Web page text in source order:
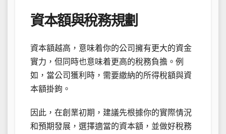
資本額與稅務規劃
資本額越高，意味着你的公司擁有更大的資金
實力，但同時也意味着更高的稅務負擔。例
如，當公司獲利時，需要繳納的所得稅額與資
本額掛鉤。
因此，在創業初期，建議先根據你的實際情況
和預期發展，選擇適當的資本額，並做好稅務